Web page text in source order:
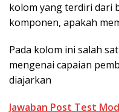
kolom yang terdiri dari
komponen, apakah
Pada kolom ini salah
mengenai capaian
diajarkan
Jawaban Post Test